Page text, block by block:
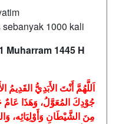
1000 kali
Muharram 1445 H
اَللَّهُمَّ أَنْتَ الأَبَدِيُّ
جُوْدِكَ المُعَوَّلُ، وَهَذَا عَامٌ
مِنَ الشَّيْطَانِ وَأَوْلِيَائِه،